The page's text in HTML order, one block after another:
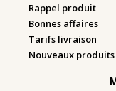
Rappel produit
Bonnes affaires
Tarifs livraison
Nouveaux produits